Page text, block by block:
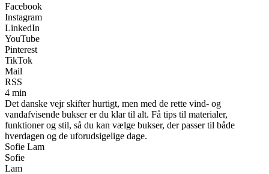
Facebook
Instagram
LinkedIn
YouTube
Pinterest
TikTok
Mail
RSS
4 min
Det danske vejr skifter hurtigt, men med de rette vind- og
vandafvisende bukser er du klar til alt. Få tips til materialer,
funktioner og stil, så du kan vælge bukser, der passer til både
hverdagen og de uforudsigelige dage.
Sofie Lam
Sofie
Lam